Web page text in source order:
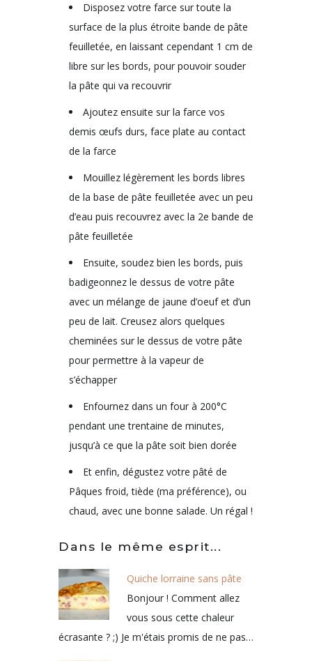
Disposez votre farce sur toute la
surface de la plus étroite bande de pâte
feuilletée, en laissant cependant 1 cm de
libre sur les bords, pour pouvoir souder
la pâte qui va recouvrir
Ajoutez ensuite sur la farce vos
demis œufs durs, face plate au contact
de la farce
Mouillez légèrement les bords libres
de la base de pâte feuilletée avec un peu
d’eau puis recouvrez avec la 2e bande de
pâte feuilletée
Ensuite, soudez bien les bords, puis
badigeonnez le dessus de votre pâte
avec un mélange de jaune d’oeuf et d’un
peu de lait. Creusez alors quelques
cheminées sur le dessus de votre pâte
pour permettre à la vapeur de
s’échapper
Enfournez dans un four à 200°C
pendant une trentaine de minutes,
jusqu’à ce que la pâte soit bien dorée
Et enfin, dégustez votre pâté de
Pâques froid, tiède (ma préférence), ou
chaud, avec une bonne salade. Un régal !
Dans le même esprit...
Quiche lorraine sans pâte
Bonjour ! Comment allez
vous sous cette chaleur
écrasante ? ;) Je m'étais promis de ne pas…